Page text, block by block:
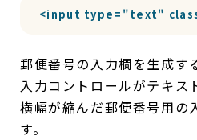
<input type="text"
郵便番号の入力欄を生成す
入力コントロールがテキス
横幅が縮んだ郵便番号用の
す。